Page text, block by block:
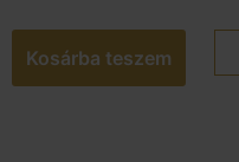
Kosárba teszem